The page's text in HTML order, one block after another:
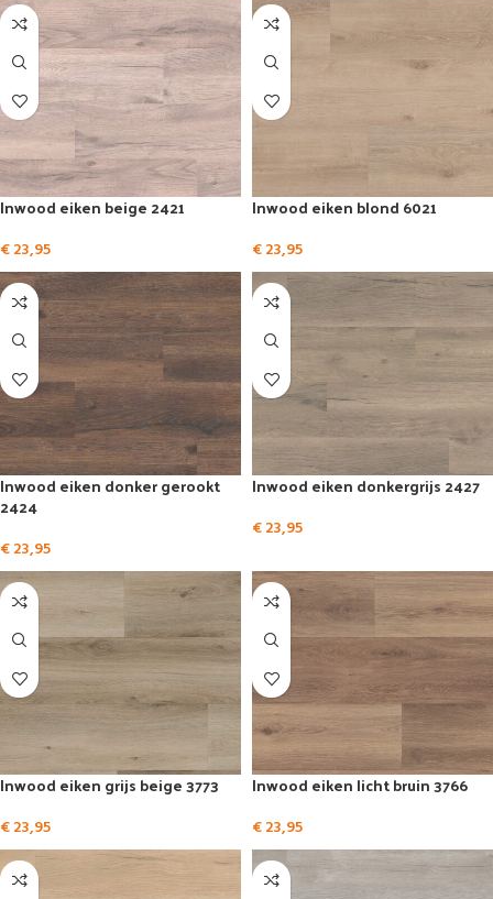
Inwood eiken beige 2421
€23,95
Inwood eiken blond 6021
€23,95
Inwood eiken donker gerookt
2424
€23,95
Inwood eiken donkergrijs 2427
€23,95
Inwood eiken grijs beige 3773
€23,95
Inwood eiken licht bruin 3766
€23,95